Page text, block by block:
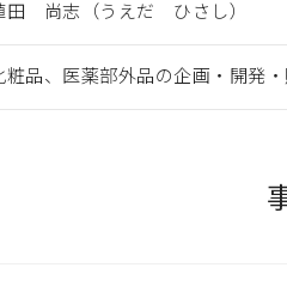
田 尚志（うえだ ひさし）
粧品、医薬部外品の企画・開発